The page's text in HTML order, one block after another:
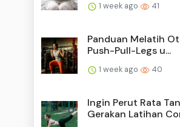
1 week ago 41
Panduan Melatih
Push-Pull-Legs u...
1 week ago 40
Ingin Perut Rata
Gerakan Latihan